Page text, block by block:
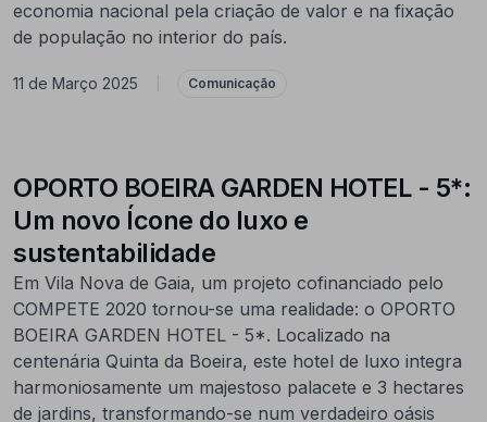
economia nacional pela criação de valor e na fixação
de população no interior do país.
11 de Março 2025 Comunicação
OPORTO BOEIRA GARDEN HOTEL - 5*:
Um novo Ícone do luxo e
sustentabilidade
Em Vila Nova de Gaia, um projeto cofinanciado pelo
COMPETE 2020 tornou-se uma realidade: o OPORTO
BOEIRA GARDEN HOTEL - 5*. Localizado na
centenária Quinta da Boeira, este hotel de luxo integra
harmoniosamente um majestoso palacete e 3 hectares
de jardins, transformando-se num verdadeiro oásis